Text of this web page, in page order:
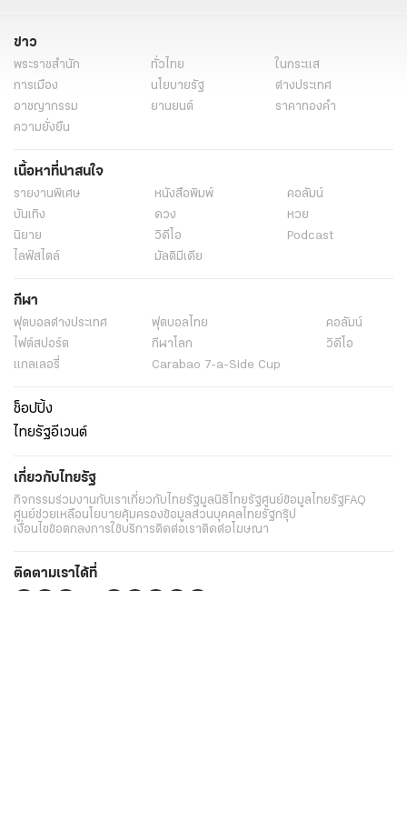
ข่าว
พระราชสำนัก ทั่วไทย
ในกระแส
การเมือง
นโยบายรัฐ
ต่างประเทศ
อาชญากรรม
ยานยนต์
ราคาทองคำ
ความยั่งยืน
เนื้อหาที่น่าสนใจ
รายงานพิเศษ หนังสือพิมพ์
คอลัมน์
บันเทิง
ดวง
หวย
นิยาย
วิดีโอ
Podcast
ไลฟ์สไตล์
มัลติมีเดีย
กีฬา
ฟุตบอลต่่างประเทศ ฟุตบอลไทย
คอลัมน์
ไฟต์สปอร์ต
กีฬาโลก
วิดีโอ
แกลเลอรี่
Carabao 7-a-Side Cup
ช็อปปิ้ง
ไทยรัฐอีเวนต์
เกี่ยวกับไทยรัฐ
กิจกรรมร่วมงานกับเราเกี่ยวกับไทยรัฐมูลนิธิไทยรัฐศูนย์ข้อมูลไทยรัฐFAQ
ศูนย์ช่วยเหลือนโยบายคุ้มครองข้อมูลส่วนบุคคลไทยรัฐกรุ๊ป
เงื่อนไขข้อตกลงการใช้บริการติดต่อเราติดต่อโฆษณา
ติดตามเราได้ที่